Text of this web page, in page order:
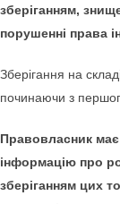
зберіганням,
порушенні права
Зберігання на
починаючи з
Правовласник
інформацію про
зберіганням цих